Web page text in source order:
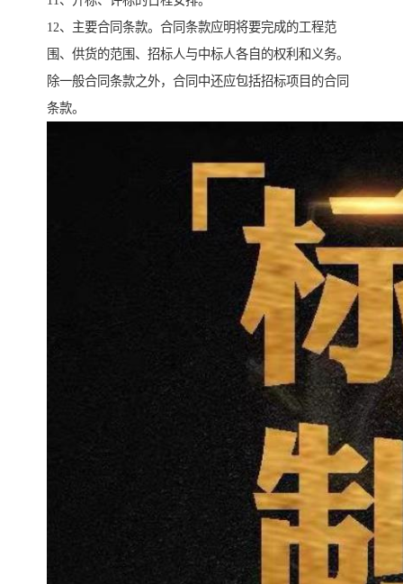
12、主要合同条款。合同条款应明将要完成的工程范
围、供货的范围、招标人与中标人各自的权利和义务。
除一般合同条款之外，合同中还应包括招标项目的合同
条款。